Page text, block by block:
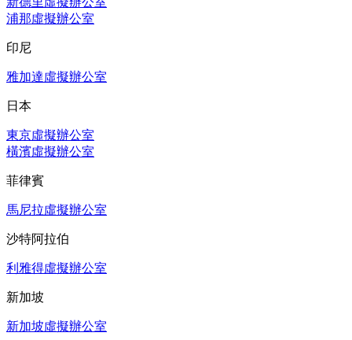
浦那虛擬辦公室
印尼
雅加達虛擬辦公室
日本
東京虛擬辦公室
橫濱虛擬辦公室
菲律賓
馬尼拉虛擬辦公室
沙特阿拉伯
利雅得虛擬辦公室
新加坡
新加坡虛擬辦公室